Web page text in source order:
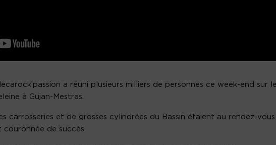
a réuni plusieurs milliers de personnes ce week-end sur
à Gujan-Mestras.
carrosseries et de grosses cylindrées du Bassin étaient au rendez-
de succès.